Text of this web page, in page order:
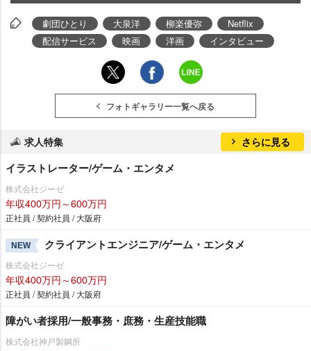
劇団ひとり 大泉洋 柳楽優弥
Netflix
配信サービス
映画 洋画 インタビュー
フォトギャラリー一覧へ戻る
求人特集 さらに見る
イラストレーター/ゲーム・エンタメ
株式会社ジーゼ
年収400万円～600万円
正社員 / 契約社員 / 大阪府
NEW クライアントエンジニア/ゲーム・エンタメ
株式会社ジーゼ
年収400万円～600万円
正社員 / 契約社員 / 大阪府
障がい者採用/一般事務・庶務・生産技能職
株式会社神戸製鋼所